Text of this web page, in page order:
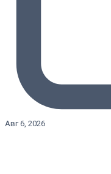
Авг 6, 2026